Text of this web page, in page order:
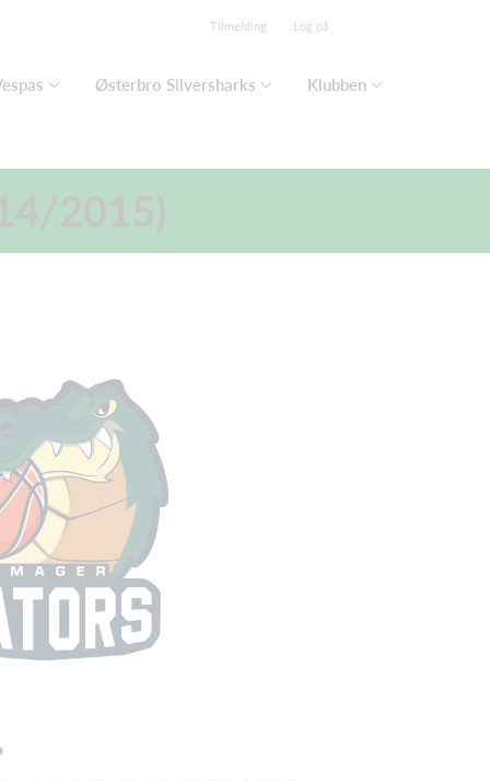
Tilmelding Log på
Østerbro Silversharks Klubben